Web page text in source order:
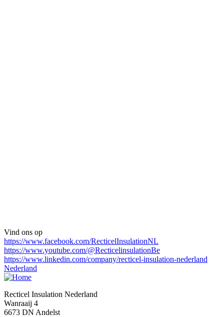
Vind ons op
https://www.facebook.com/RecticelInsulationNL
https://www.youtube.com/@RecticelinsulationBe
https://www.linkedin.com/company/recticel-insulation-nederland
Nederland
Recticel Insulation Nederland
Wanraaij 4
6673 DN Andelst